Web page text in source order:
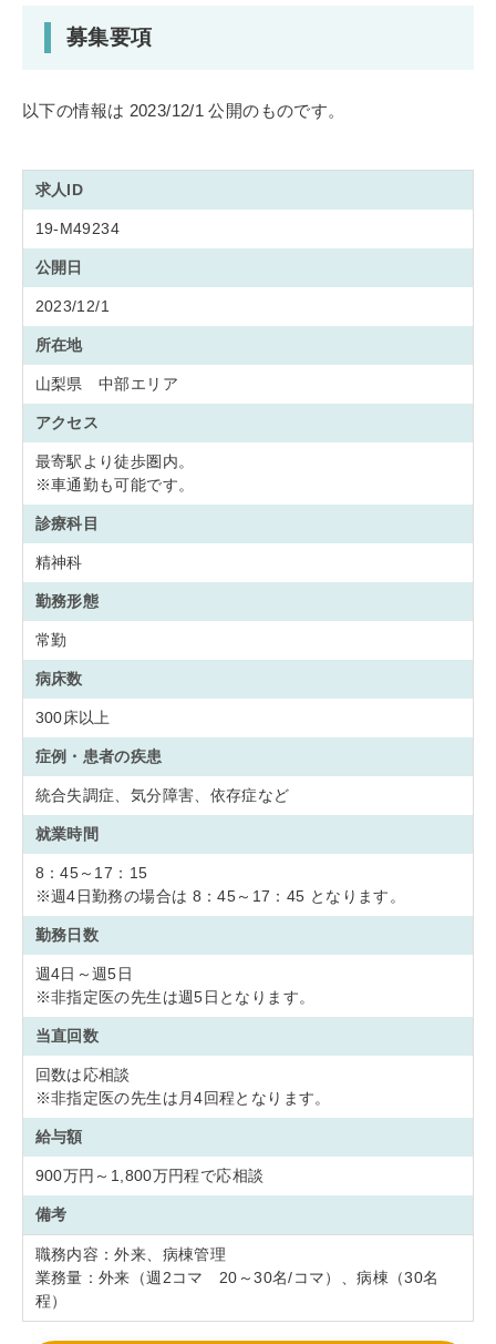
募集要項
以下の情報は 2023/12/1 公開のものです。
求人ID
19-M49234
公開日
2023/12/1
所在地
山梨県 中部エリア
アクセス
最寄駅より徒歩圏内。
※車通勤も可能です。
診療科目
精神科
勤務形態
常勤
病床数
300床以上
症例・患者の疾患
統合失調症、気分障害、依存症など
就業時間
8：45～17：15
※週4日勤務の場合は 8：45～17：45 となります。
勤務日数
週4日～週5日
※非指定医の先生は週5日となります。
当直回数
回数は応相談
※非指定医の先生は月4回程となります。
給与額
900万円～1,800万円程で応相談
備考
職務内容：外来、病棟管理
業務量：外来（週2コマ 20～30名/コマ）、病棟（30名
程）